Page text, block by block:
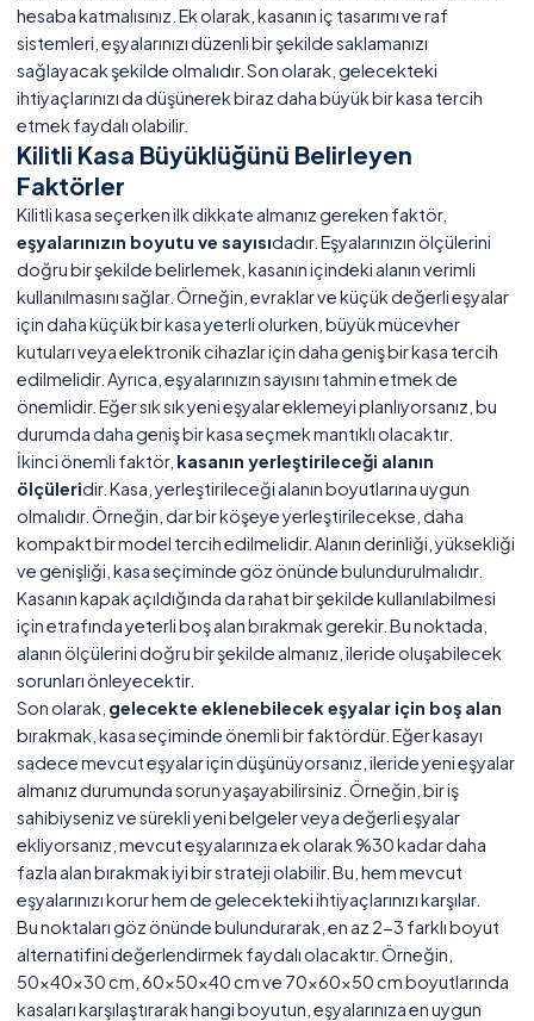
hesaba katmalısınız. Ek olarak, kasanın iç tasarımı ve raf
sistemleri, eşyalarınızı düzenli bir şekilde saklamanızı
sağlayacak şekilde olmalıdır. Son olarak, gelecekteki
ihtiyaçlarınızı da düşünerek biraz daha büyük bir kasa tercih
etmek faydalı olabilir.
Kilitli Kasa Büyüklüğünü Belirleyen
Faktörler
Kilitli kasa seçerken ilk dikkate almanız gereken faktör,
eşyalarınızın boyutu ve sayısıdadır. Eşyalarınızın ölçülerini
doğru bir şekilde belirlemek, kasanın içindeki alanın verimli
kullanılmasını sağlar. Örneğin, evraklar ve küçük değerli eşyalar
için daha küçük bir kasa yeterli olurken, büyük mücevher
kutuları veya elektronik cihazlar için daha geniş bir kasa tercih
edilmelidir. Ayrıca, eşyalarınızın sayısını tahmin etmek de
önemlidir. Eğer sık sık yeni eşyalar eklemeyi planlıyorsanız, bu
durumda daha geniş bir kasa seçmek mantıklı olacaktır.
İkinci önemli faktör, kasanın yerleştirileceği alanın
ölçüleridir. Kasa, yerleştirileceği alanın boyutlarına uygun
olmalıdır. Örneğin, dar bir köşeye yerleştirilecekse, daha
kompakt bir model tercih edilmelidir. Alanın derinliği, yüksekliği
ve genişliği, kasa seçiminde göz önünde bulundurulmalıdır.
Kasanın kapak açıldığında da rahat bir şekilde kullanılabilmesi
için etrafında yeterli boş alan bırakmak gerekir. Bu noktada,
alanın ölçülerini doğru bir şekilde almanız, ileride oluşabilecek
sorunları önleyecektir.
Son olarak, gelecekte eklenebilecek eşyalar için boş alan
bırakmak, kasa seçiminde önemli bir faktördür. Eğer kasayı
sadece mevcut eşyalar için düşünüyorsanız, ileride yeni eşyalar
almanız durumunda sorun yaşayabilirsiniz. Örneğin, bir iş
sahibiyseniz ve sürekli yeni belgeler veya değerli eşyalar
ekliyorsanız, mevcut eşyalarınıza ek olarak %30 kadar daha
fazla alan bırakmak iyi bir strateji olabilir. Bu, hem mevcut
eşyalarınızı korur hem de gelecekteki ihtiyaçlarınızı karşılar.
Bu noktaları göz önünde bulundurarak, en az 2-3 farklı boyut
alternatifini değerlendirmek faydalı olacaktır. Örneğin,
50x40x30 cm, 60x50x40 cm ve 70x60x50 cm boyutlarında
kasaları karşılaştırarak hangi boyutun, eşyalarınıza en uygun